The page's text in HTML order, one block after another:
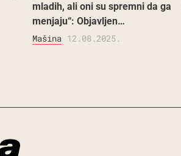
mladih, ali oni su spremni da ga
menjaju“: Objavljen…
Mašina 12.08.2025.